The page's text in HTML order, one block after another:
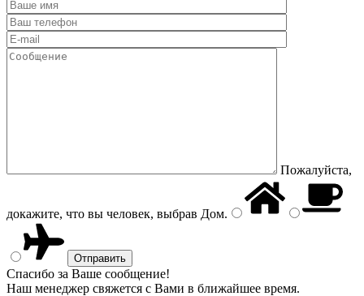
Пожалуйста,
докажите, что вы человек, выбрав Дом.
Спасибо за Ваше сообщение!
Наш менеджер свяжется с Вами в ближайшее время.